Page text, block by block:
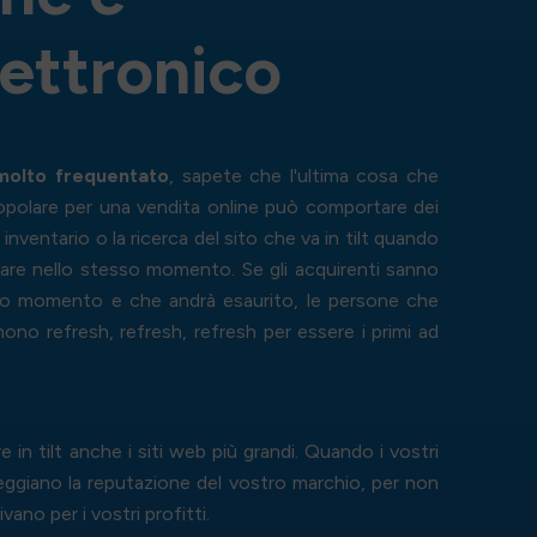
ettronico
frequentato, sapete che l'ultima cosa che
per una vendita online può comportare dei
o la ricerca del sito che va in tilt quando
nello stesso momento. Se gli acquirenti sanno
e che andrà esaurito, le persone che
refresh, refresh, refresh per essere i primi ad
in tilt anche i siti web più grandi. Quando i vostri
la reputazione del vostro marchio, per non
per i vostri profitti.